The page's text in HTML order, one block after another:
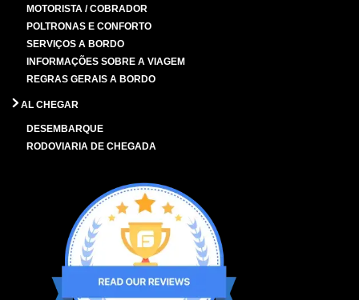
MOTORISTA / COBRADOR
POLTRONAS E CONFORTO
SERVIÇOS A BORDO
INFORMAÇÕES SOBRE A VIAGEM
REGRAS GERAIS A BORDO
AL CHEGAR
DESEMBARQUE
RODOVIARIA DE CHEGADA